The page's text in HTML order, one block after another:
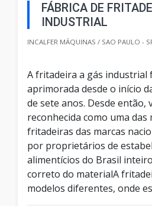
FÁBRICA DE
INDUSTRIAL
INCALFER MÁQUINAS / SAO PAULO -
A fritadeira a gás industrial
aprimorada desde o início
de sete anos. Desde então,
reconhecida como uma das
fritadeiras das marcas
por proprietários de
alimentícios do Brasil
correto do materialA
modelos diferentes, onde